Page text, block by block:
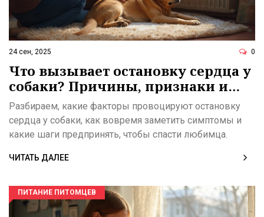
24 сен, 2025 0
Что вызывает остановку сердца у
собаки? Причины, признаки и
первая помощь
Разбираем, какие факторы провоцируют остановку
сердца у собаки, как вовремя заметить симптомы и
какие шаги предпринять, чтобы спасти любимца.
ЧИТАТЬ ДАЛЕЕ
ПИТАНИЕ ПИТОМЦЕВ